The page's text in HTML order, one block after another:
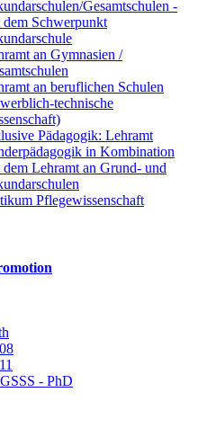
Gesamtschulen -
dem Schwerpunkt
an Gymnasien /
an beruflichen Schulen
technische
Pädagogik: Lehramt
in Kombination
dem Lehramt an Grund- und
Pflegewissenschaft
- PhD